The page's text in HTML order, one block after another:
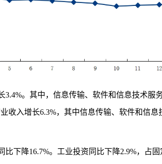
3.4%。 其中， 信息传输、软件和信息技术服
收入增长6.3%，其中信息传输、软件和信息
比下降16.7%。工业投资同比下降2.9%，占